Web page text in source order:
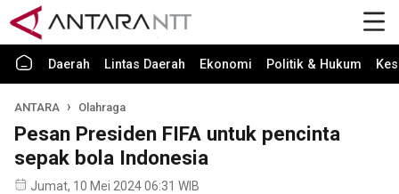
Daerah Lintas Daerah Ekonomi Politik & Hukum
ANTARA Olahraga
Pesan Presiden FIFA untuk pencinta
sepak bola Indonesia
Jumat, 10 Mei 2024 06:31 WIB